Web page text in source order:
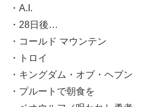
・A.I.
・28日後…
・コールド マウンテン
・トロイ
・キングダム・オブ・ヘブン
・プルートで朝食を